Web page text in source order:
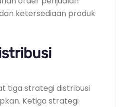
ketersediaan produk
tiga strategi distribusi
Ketiga strategi